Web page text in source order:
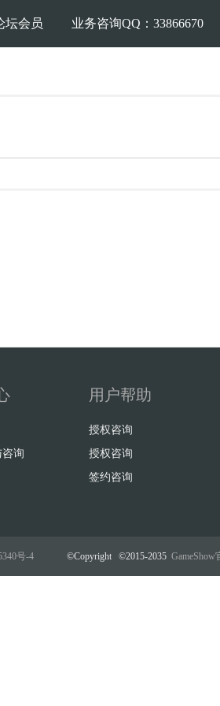
坛会员 业务咨询QQ：33866670
询
用户帮助
授权咨询
授权咨询
签约咨询
号-4 ©Copyright ©2015-2035 GameShow